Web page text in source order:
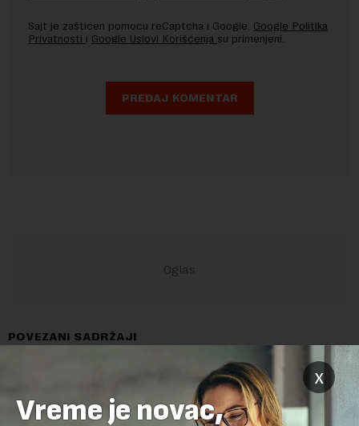
Sajt je zaštićen pomocu reCaptcha i Google. Google Politika
Privatnosti i Google Uslovi Korišćenja su primenjeni.
POVEZANI SADRŽAJI
x
Vreme je novac,